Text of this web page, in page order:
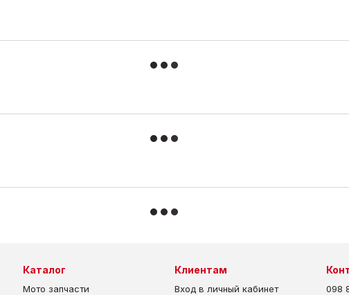
Каталог
Мото запчасти
Клиентам
Вход в личный кабинет 098